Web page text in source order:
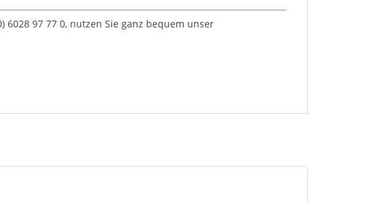
97 77 0, nutzen Sie ganz bequem unser